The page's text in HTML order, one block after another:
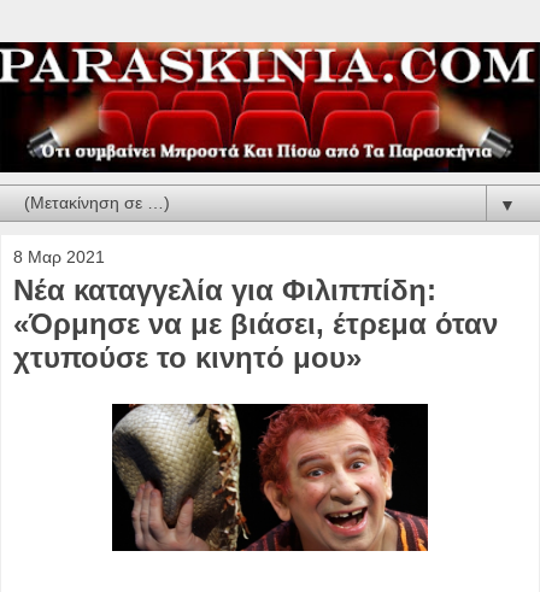
▼
8 Μαρ 2021
Νέα καταγγελία για Φιλιππίδη:
«Όρμησε να με βιάσει, έτρεμα όταν
χτυπούσε το κινητό μου»